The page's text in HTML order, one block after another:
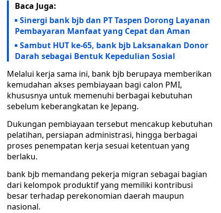
Baca Juga:
Sinergi bank bjb dan PT Taspen Dorong Layanan
Pembayaran Manfaat yang Cepat dan Aman
Sambut HUT ke-65, bank bjb Laksanakan Donor
Darah sebagai Bentuk Kepedulian Sosial
Melalui kerja sama ini, bank bjb berupaya memberikan
kemudahan akses pembiayaan bagi calon PMI,
khususnya untuk memenuhi berbagai kebutuhan
sebelum keberangkatan ke Jepang.
Dukungan pembiayaan tersebut mencakup kebutuhan
pelatihan, persiapan administrasi, hingga berbagai
proses penempatan kerja sesuai ketentuan yang
berlaku.
bank bjb memandang pekerja migran sebagai bagian
dari kelompok produktif yang memiliki kontribusi
besar terhadap perekonomian daerah maupun
nasional.